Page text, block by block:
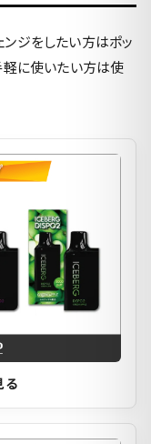
ジをしたい方はポッ
軽に使いたい方は使
る